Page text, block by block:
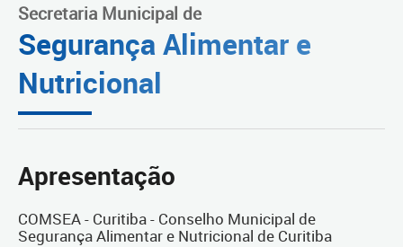
Secretaria Municipal de
Segurança Alimentar e
Nutricional
Apresentação
COMSEA - Curitiba - Conselho Municipal de
Segurança Alimentar e Nutricional de Curitiba